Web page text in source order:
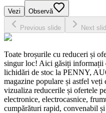
Vezi Observă
Previous slide Next
Toate broșurile cu reduceri și
singur loc! Aici găsiți informații
lichidări de stoc la PENNY,
magazine populare și astfel
vizualiza reducerile și ofertele
electronice, electrocasnice,
cumpărături rapid, convenabil